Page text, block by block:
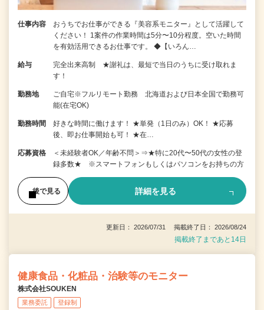
仕事内容
おうちでお仕事ができる『美容系モニター』として活躍して
ください！ 1案件の作業時間は5分〜10分程度。空いた時間
を有効活用できるお仕事です。 ◆【いろん…
給与
完全出来高制 ★謝礼は、最短で当日のうちに受け取れま
す！
勤務地
ご自宅※フルリモート勤務 北海道および日本全国で勤務可
能(在宅OK)
勤務時間
好きな時間に働けます！ ★単発（1日のみ）OK！ ★応募
後、即お仕事開始も可！ ★在…
応募資格
＜未経験者OK／年齢不問＞⇒★特に20代〜50代の女性の登
録多数★ ※スマートフォンもしくはパソコンをお持ちの方
後で見る 詳細を見る
更新日： 2026/07/31 掲載終了日： 2026/08/24
掲載終了まであと14日
健康食品・化粧品・治験等のモニター
株式会社SOUKEN
業務委託 登録制